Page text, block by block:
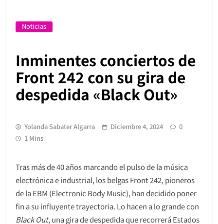
Noticias
Inminentes conciertos de
Front 242 con su gira de
despedida «Black Out»
Yolanda Sabater Algarra Diciembre 4, 2024
0
1 Mins
Tras más de 40 años marcando el pulso de la música
electrónica e industrial, los belgas Front 242, pioneros
de la EBM (Electronic Body Music), han decidido poner
fin a su influyente trayectoria. Lo hacen a lo grande con
Black Out, una gira de despedida que recorrerá Estados